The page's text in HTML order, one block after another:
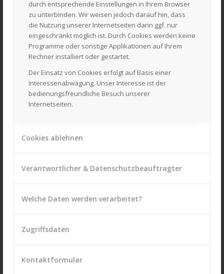
durch entsprechende Einstellungen in Ihrem Browser
zu unterbinden. Wir weisen jedoch darauf hin, dass
die Nutzung unserer Internetseiten dann ggf. nur
eingeschränkt möglich ist. Durch Cookies werden keine
Programme oder sonstige Applikationen auf Ihrem
Rechner installiert oder gestartet.
Der Einsatz von Cookies erfolgt auf Basis einer
Interessenabwägung. Unser Interesse ist der
bedienungsfreundliche Besuch unserer
Internetseiten.
Cookies ablehnen
Verantwortlicher & Datenschutzbeauftragter
Welche Daten werden verarbeitet?
Zugriffsdaten
Kontaktformular
Herkules Benzinkehrmaschine KM 780 H
2.599,00€
inkl. 19 % MwSt.
SIE HABEN FRAGEN? KONTAKTIEREN SIE UNS!
Quarnstedter Straße 14
Telefon: 04822 – 6222 oder – 6244